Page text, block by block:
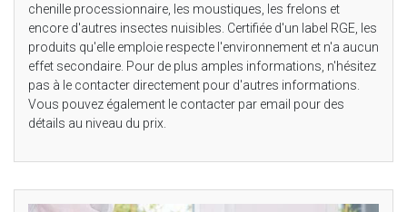
chenille processionnaire, les moustiques, les frelons et
encore d'autres insectes nuisibles. Certifiée d'un label RGE, les
produits qu'elle emploie respecte l'environnement et n'a aucun
effet secondaire. Pour de plus amples informations, n'hésitez
pas à le contacter directement pour d'autres informations.
Vous pouvez également le contacter par email pour des
détails au niveau du prix.